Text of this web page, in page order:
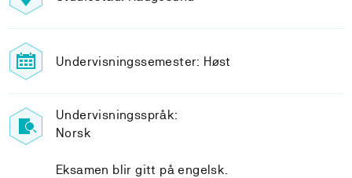
Undervisningssemester: Høst
Undervisningsspråk:
Norsk
Eksamen blir gitt på engelsk.